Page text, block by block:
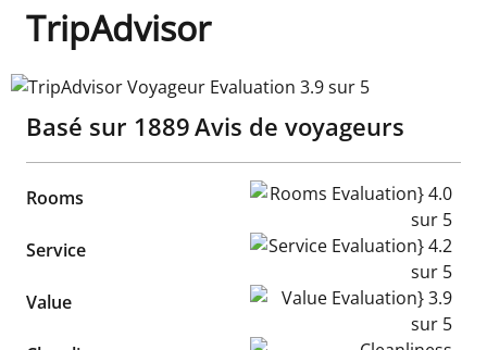
TripAdvisor
TripAdvisor Voyageur Evaluation 3.9 sur 5
Basé sur 1889Avis de voyageurs
Rooms Rooms Evaluation} 4.0 sur 5
Service Service Evaluation} 4.2 sur 5
Value Value Evaluation} 3.9 sur 5